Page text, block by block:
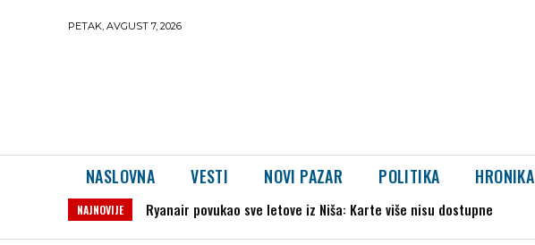
PETAK, AVGUST 7, 2026
NASLOVNA VESTI NOVI PAZAR POLITIKA HRONIKA
NAJNOVIJE Ryanair povukao sve letove iz Niša: Karte više nisu dostupne